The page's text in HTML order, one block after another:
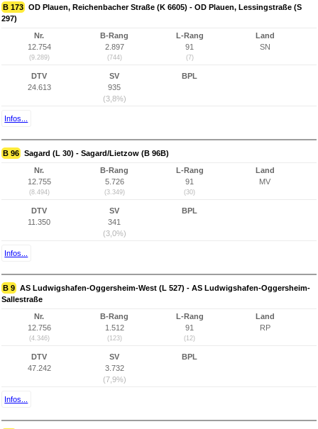
B 173 OD Plauen, Reichenbacher Straße (K 6605) - OD Plauen, Lessingstraße (S
297)
Nr.
12.754
(9.289)
B-Rang
2.897
(744)
L-Rang
91
(7)
Land
SN
DTV
24.613
SV
935
(3,8%)
BPL
Infos...
B 96 Sagard (L 30) - Sagard/Lietzow (B 96B)
Nr.
12.755
(8.494)
B-Rang
5.726
(3.349)
L-Rang
91
(30)
Land
MV
DTV
11.350
SV
341
(3,0%)
BPL
Infos...
B 9 AS Ludwigshafen-Oggersheim-West (L 527) - AS Ludwigshafen-Oggersheim-
Sallestraße
Nr.
12.756
(4.346)
B-Rang
1.512
(123)
L-Rang
91
(12)
Land
RP
DTV
47.242
SV
3.732
(7,9%)
BPL
Infos...